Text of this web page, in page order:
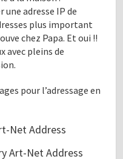
une adresse IP de
plus important
chez Papa. Et oui !!
avec pleins de
pour l’adressage en
Net Address
Art-Net Address